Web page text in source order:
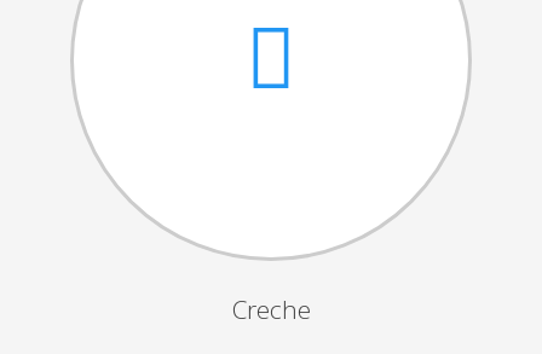
Dia do Pai
Festejos da Páscoa
Dia da Mãe
Dia Mundial da Criança
Marchas Populares
Creche